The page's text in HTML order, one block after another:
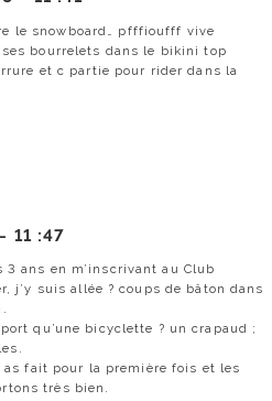
le snowboard… pfffioufff vive
ses bourrelets dans le bikini top
et c partie pour rider dans la
11 :47
3 ans en m’inscrivant au Club
j’y suis allée ? coups de bâton dans
qu’une bicyclette ? un crapaud ;
as fait pour la première fois et les
très bien.